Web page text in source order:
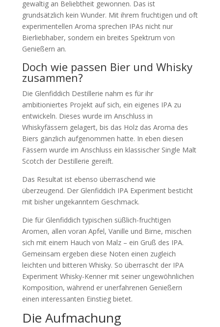
gewaltig an Beliebtheit gewonnen. Das ist
grundsätzlich kein Wunder. Mit ihrem fruchtigen und oft
experimentellen Aroma sprechen IPAs nicht nur
Bierliebhaber, sondern ein breites Spektrum von
Genießern an.
Doch wie passen Bier und Whisky
zusammen?
Die Glenfiddich Destillerie nahm es für ihr
ambitioniertes Projekt auf sich, ein eigenes IPA zu
entwickeln. Dieses wurde im Anschluss in
Whiskyfässern gelagert, bis das Holz das Aroma des
Biers gänzlich aufgenommen hatte. In eben diesen
Fässern wurde im Anschluss ein klassischer Single Malt
Scotch der Destillerie gereift.
Das Resultat ist ebenso überraschend wie
überzeugend. Der Glenfiddich IPA Experiment besticht
mit bisher ungekanntem Geschmack.
Die für Glenfiddich typischen süßlich-fruchtigen
Aromen, allen voran Apfel, Vanille und Birne, mischen
sich mit einem Hauch von Malz – ein Gruß des IPA.
Gemeinsam ergeben diese Noten einen zugleich
leichten und bitteren Whisky. So überrascht der IPA
Experiment Whisky-Kenner mit seiner ungewöhnlichen
Komposition, während er unerfahrenen Genießern
einen interessanten Einstieg bietet.
Die Aufmachung